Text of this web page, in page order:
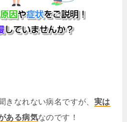
きなれない病名ですが、 実は
ある病気なのです！